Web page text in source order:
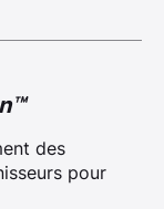
des
pour